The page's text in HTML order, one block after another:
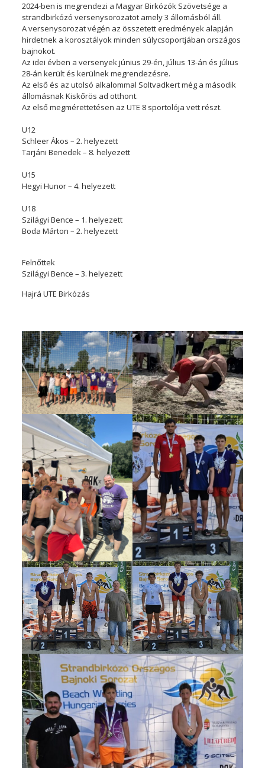
2024-ben is megrendezi a Magyar Birkózók Szövetsége a
strandbirkózó versenysorozatot amely 3 állomásból áll.
A versenysorozat végén az összetett eredmények alapján
hirdetnek a korosztályok minden súlycsoportjában országos
bajnokot.
Az idei évben a versenyek június 29-én, július 13-án és július
28-án került és kerülnek megrendezésre.
Az első és az utolsó alkalommal Soltvadkert még a második
állomásnak Kiskőrös ad otthont.
Az első megmérettetésen az UTE 8 sportolója vett részt.
U12
Schleer Ákos – 2. helyezett
Tarjáni Benedek – 8. helyezett
U15
Hegyi Hunor – 4. helyezett
U18
Szilágyi Bence – 1. helyezett
Boda Márton – 2. helyezett
Felnőttek
Szilágyi Bence – 3. helyezett
Hajrá UTE Birkózás